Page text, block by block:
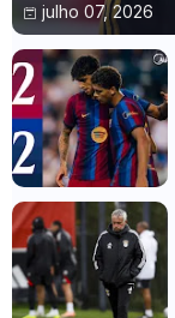
julho 07, 2026